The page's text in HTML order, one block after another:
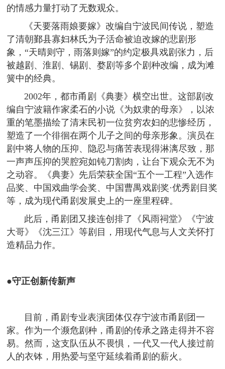
的情感力量打动了无数观众。
《天要落雨娘要嫁》改编自宁波民间传说，塑造
了清朝鄞县寡妇林氏为子活命被迫改嫁的悲剧形
象，“天晴则守，雨落则嫁”的约定极具戏剧张力，后
被越剧、淮剧、锡剧、婺剧等多个剧种改编，成为滩
簧中的经典。
2002年，都市甬剧《典妻》横空出世。这部剧改
编自宁波籍作家柔石的小说《为奴隶的母亲》，以浓
重的笔墨描绘了清末民初一位贫穷农妇的悲惨经历，
塑造了一个徘徊在两个儿子之间的母亲形象。演员在
剧中将人物的压抑、隐忍与痛苦表现得淋漓尽致，那
一声声压抑的哭腔宛如钝刀割肉，让台下观众无不为
之动容。《典妻》先后荣获全国“五个一工程”入选作
品奖、中国戏曲学会奖、中国曹禺戏剧奖·优秀剧目奖
等，成为现代甬剧发展史上的一座里程碑。
此后，甬剧团又接连创排了《风雨祠堂》《宁波
大哥》《沈三江》等剧目，用现代气息与人文关怀打
造精品力作。
●守正创新传新声
目前，甬剧专业表演团体仅存宁波市甬剧团一
家。作为一个濒危剧种，甬剧的传承之路走得并不容
易。然而，这支队伍从不畏惧，一代又一代人接过前
人的衣钵，用热爱与坚守延续着甬剧的薪火。